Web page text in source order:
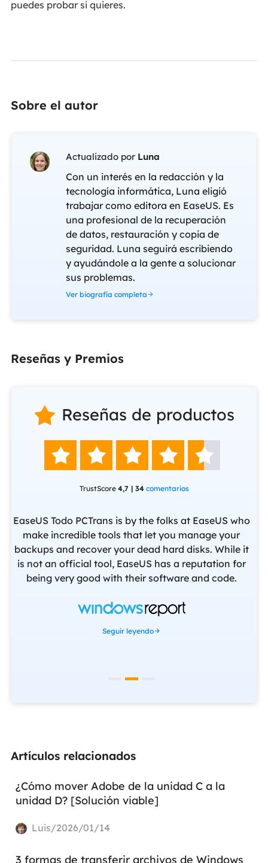
puedes probar si quieres.
Sobre el autor
Actualizado por Luna
Con un interés en la redacción y la
tecnología informática, Luna eligió
trabajar como editora en EaseUS. Es
una profesional de la recuperación
de datos, restauración y copia de
seguridad. Luna seguirá escribiendo
y ayudándole a la gente a solucionar
sus problemas.
Ver biografía completa
Reseñas y Premios
 Reseñas de productos
    
TrustScore 4,7 | 34 comentarios
EaseUS Todo PCTrans is by the folks at EaseUS who
make incredible tools that let you manage your
backups and recover your dead hard disks. While it
is not an official tool, EaseUS has a reputation for
being very good with their software and code.
Seguir leyendo
Artículos relacionados
¿Cómo mover Adobe de la unidad C a la
unidad D? [Solución viable]
Luis/2026/01/14
3 formas de transferir archivos de Windows